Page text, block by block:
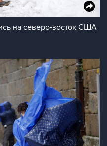
на северо-восток США